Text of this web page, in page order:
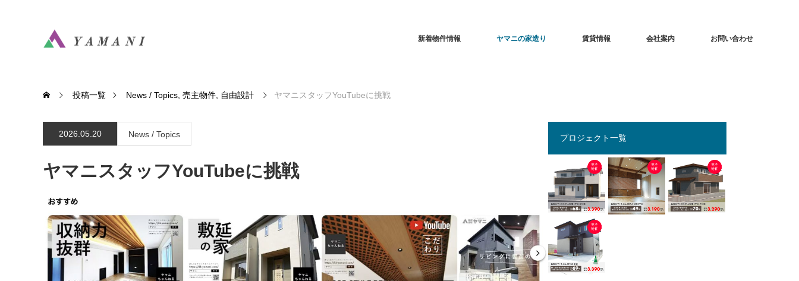
新着物件情報 ヤマニの家造り 賃貸情報 会社案内 お問い合わせ
投稿一覧 News / Topics 売主物件 自由設計 ヤマニスタッフYouTubeに挑戦
2026.05.20 News / Topics
ヤマニスタッフYouTubeに挑戦
プロジェクト一覧